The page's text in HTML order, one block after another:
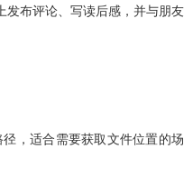
布评论、写读后感，并与朋友
，适合需要获取文件位置的场